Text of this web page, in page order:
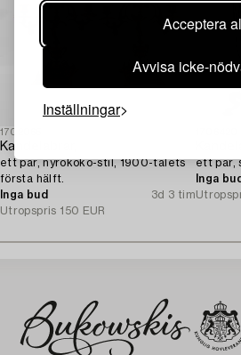
Acceptera
Avvisa icke-
Inställningar
1702065
Kandelabrar,
ett par, nyrokoko-stil, 1900-talets
första hälft.
Inga bud
3d 3 tim
Utropspris 150 EUR
ett par,
Inga bud